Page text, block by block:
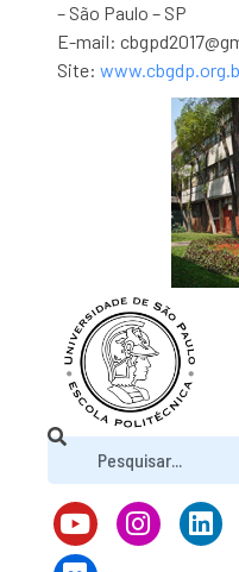
– São Paulo – SP
E-mail:
Site: